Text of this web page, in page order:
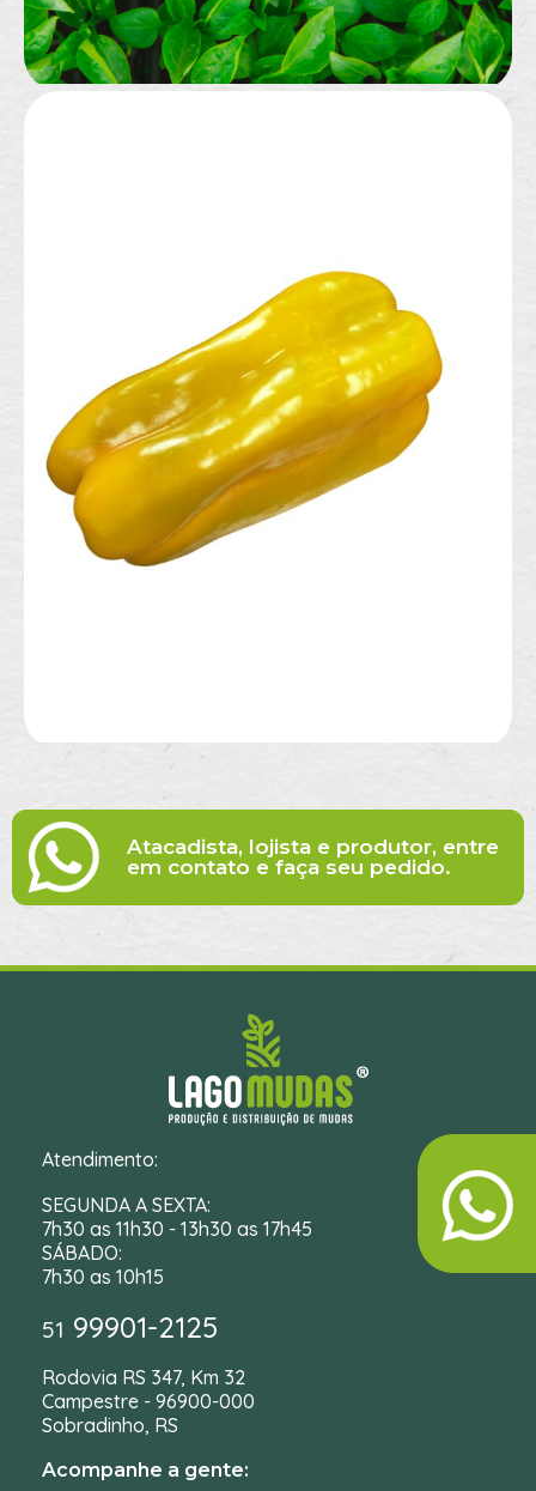
Atacadista, lojista e produtor, entre
em contato e faça seu pedido.
Atendimento:
SEGUNDA A SEXTA:
7h30 as 11h30 - 13h30 as 17h45
SÁBADO:
7h30 as 10h15
51 99901-2125
Rodovia RS 347, Km 32
Campestre - 96900-000
Sobradinho, RS
Acompanhe a gente: